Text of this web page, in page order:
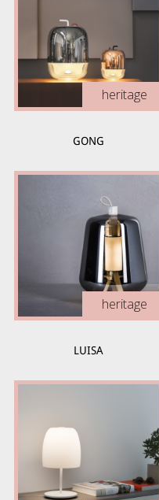
heritage
GONG
heritage
LUISA